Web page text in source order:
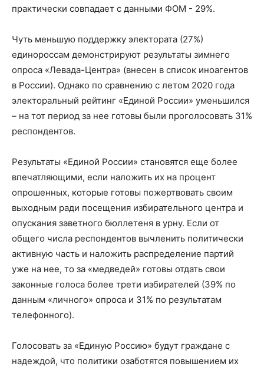
практически совпадает с данными ФОМ - 29%.
Чуть меньшую поддержку электората (27%)
единороссам демонстрируют результаты зимнего
опроса «Левада-Центра» (внесен в список иноагентов
в России). Однако по сравнению с летом 2020 года
электоральный рейтинг «Единой России» уменьшился
– на тот период за нее готовы были проголосовать 31%
респондентов.
Результаты «Единой России» становятся еще более
впечатляющими, если наложить их на процент
опрошенных, которые готовы пожертвовать своим
выходным ради посещения избирательного центра и
опускания заветного бюллетеня в урну. Если от
общего числа респондентов вычленить политически
активную часть и наложить распределение партий
уже на нее, то за «медведей» готовы отдать свои
законные голоса более трети избирателей (39% по
данным «личного» опроса и 31% по результатам
телефонного).
Голосовать за «Единую Россию» будут граждане с
надеждой, что политики озаботятся повышением их